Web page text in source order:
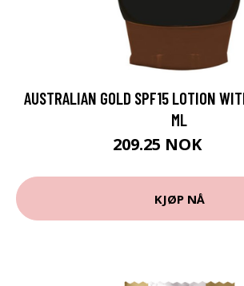
AUSTRALIAN GOLD SPF15 LOTION
ML
209.25 NOK
KJØP NÅ